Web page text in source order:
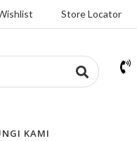
Store Locator
KAMI